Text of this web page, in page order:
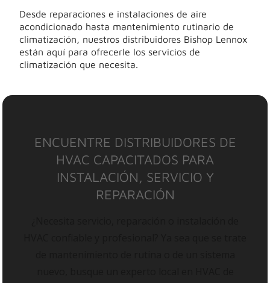
Desde reparaciones e instalaciones de aire
acondicionado hasta mantenimiento rutinario de
climatización, nuestros distribuidores Bishop Lennox
están aquí para ofrecerle los servicios de
climatización que necesita.
ENCUENTRE DISTRIBUIDORES DE
HVAC CAPACITADOS PARA
INSTALACIÓN, SERVICIO Y
REPARACIÓN